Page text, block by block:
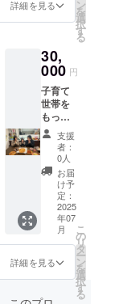
れま
必ずお
届けの
リター
ンに貼
付され
たラベ
ルや注
意書き
をご確
認くだ
さい。
ミック
ス 詰め
せ ※原
材料及
び添加
物等の
食品表
示はお
届け商
品のラ
ベルに
表記さ
れま
す。 商
品開封
前には
必ずお
届けの
リター
たラベ
詳細を見る ン
を
選
択
す
る
30,
000 円
子育て
世帯を
もっと
もっと
特別に
支援し
たい！
頑張っ
てほし
いと応
援頂け
る皆様
(御礼
メッ
セージ
付き) ※
このリ
支援
者：
0人
お届
け予
定：
2025
年07
月
詳細を見る
こ
の
リ
タ
ー
ン
を
選
択
す
る